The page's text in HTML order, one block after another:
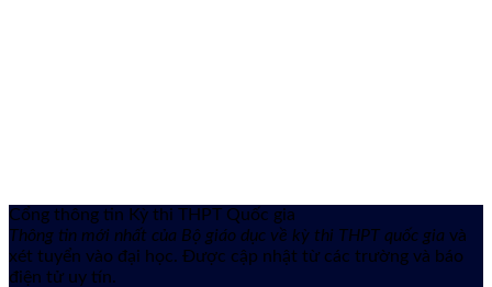
Cổng thông tin Kỳ thi THPT Quốc gia
Thông tin mới nhất của Bộ giáo dục về kỳ thi THPT quốc gia và
xét tuyển vào đại học. Được cập nhật từ các trường và báo
điện tử uy tín.